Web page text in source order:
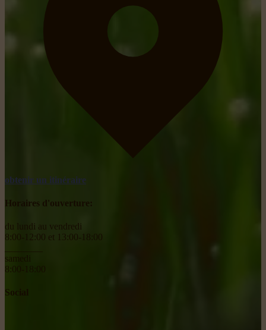
obtenir un itinéraire
Horaires d'ouverture:
du lundi au vendredi
8:00-12:00 et 13:00-18:00
samedi
8:00-18:00
Social